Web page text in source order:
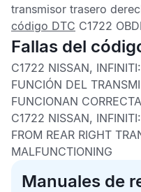
transmisor trasero
código DTC C1722
Fallas del
C1722 NISSAN,
FUNCIÓN DEL
FUNCIONAN
C1722 NISSAN,
FROM REAR RIGHT
MALFUNCTIONING
Manuales de